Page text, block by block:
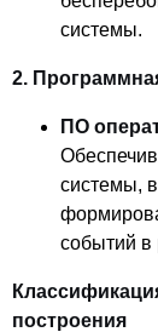
системы.
2.
ПО
системы,
событий в
построения